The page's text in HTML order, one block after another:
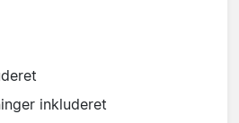
inkluderet